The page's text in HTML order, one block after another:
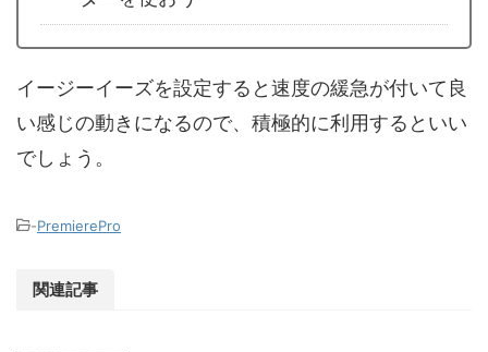
イージーイーズを設定すると速度の緩急が付いて良
い感じの動きになるので、積極的に利用するといい
でしょう。
-PremierePro
関連記事